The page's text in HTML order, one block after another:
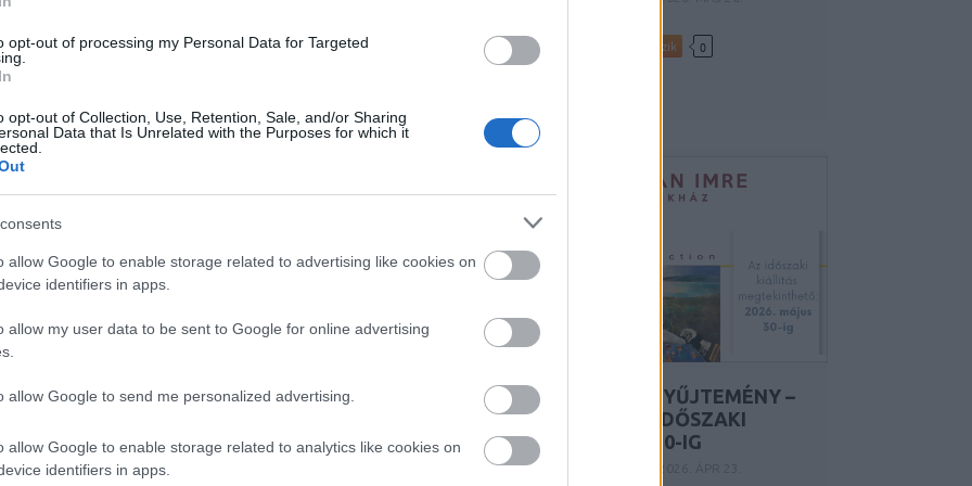
opt-out of processing my Personal Data for Targeted
opt-out of Collection, Use, Retention, Sale, and/or Sharing
Data that Is Unrelated with the Purposes for which it
allow Google to enable storage related to advertising like cookies on
identifiers in apps.
allow my user data to be sent to Google for online advertising
allow Google to send me personalized advertising.
allow Google to enable storage related to analytics like cookies on
identifiers in apps.
Tetszik 0 Tetszik 0
ÜNNEPI NYITVATARTÁS –
BY: KÁLMÁN IMRE EMLÉKHÁZ2026. ÁPR 24.
BER•TA KORTÁRS GYŰJTEMÉNY –
KÖZEL A VÍZHEZ! | IDŐSZAKI
KIÁLLÍTÁS 2026.05.30-IG
BY:KÁLMÁN IMRE EMLÉKHÁZ